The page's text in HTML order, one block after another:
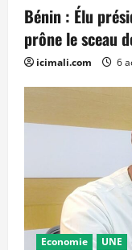
Bénin : Élu
prône le sceau
icimali.com 6
Economie UNE